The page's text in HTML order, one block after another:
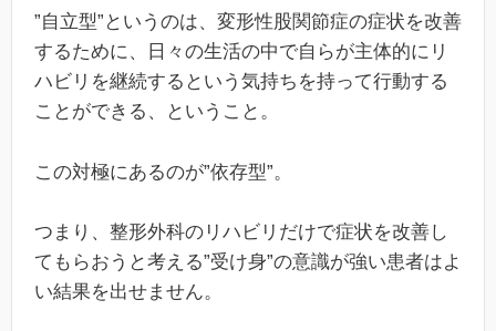
”自立型”というのは、変形性股関節症の症状を改善
するために、日々の生活の中で自らが主体的にリ
ハビリを継続するという気持ちを持って行動する
ことができる、ということ。
この対極にあるのが”依存型”。
つまり、整形外科のリハビリだけで症状を改善し
てもらおうと考える”受け身”の意識が強い患者はよ
い結果を出せません。